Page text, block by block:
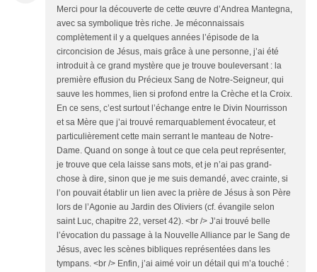
Merci pour la découverte de cette œuvre d’Andrea Mantegna,
avec sa symbolique très riche. Je méconnaissais
complètement il y a quelques années l’épisode de la
circoncision de Jésus, mais grâce à une personne, j’ai été
introduit à ce grand mystère que je trouve bouleversant : la
première effusion du Précieux Sang de Notre-Seigneur, qui
sauve les hommes, lien si profond entre la Crèche et la Croix.
En ce sens, c’est surtout l’échange entre le Divin Nourrisson
et sa Mère que j’ai trouvé remarquablement évocateur, et
particulièrement cette main serrant le manteau de Notre-
Dame. Quand on songe à tout ce que cela peut représenter,
je trouve que cela laisse sans mots, et je n’ai pas grand-
chose à dire, sinon que je me suis demandé, avec crainte, si
l’on pouvait établir un lien avec la prière de Jésus à son Père
lors de l’Agonie au Jardin des Oliviers (cf. évangile selon
saint Luc, chapitre 22, verset 42). <br /> J’ai trouvé belle
l’évocation du passage à la Nouvelle Alliance par le Sang de
Jésus, avec les scènes bibliques représentées dans les
tympans. <br /> Enfin, j’ai aimé voir un détail qui m’a touché :